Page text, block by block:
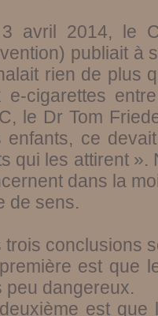
avril 2014, le
publiait à
rien de plus
e-cigarettes
le Dr Tom
enfants, ce
qui les attirent ».
dans la
de sens.
trois conclusions
est que
peu dangereux.
est que